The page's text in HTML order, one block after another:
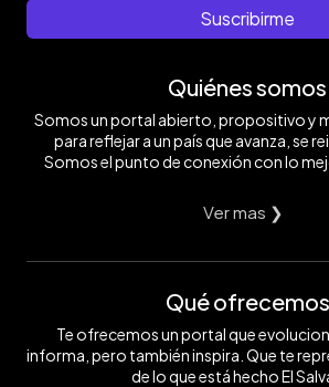
Suscribirme
Quiénes somos
Somos un portal abierto, propositivo y
para reflejar a un país que avanza, se
Somos el punto de conexión con lo
Ver mas ❯
Qué ofrecemos
Te ofrecemos un portal que
informa, pero también inspira. Que te
de lo que está hecho El